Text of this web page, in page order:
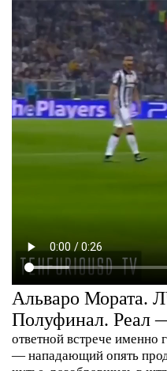
Альваро Мората.
Полуфинал. Реал
ответной встрече
— нападающий опять